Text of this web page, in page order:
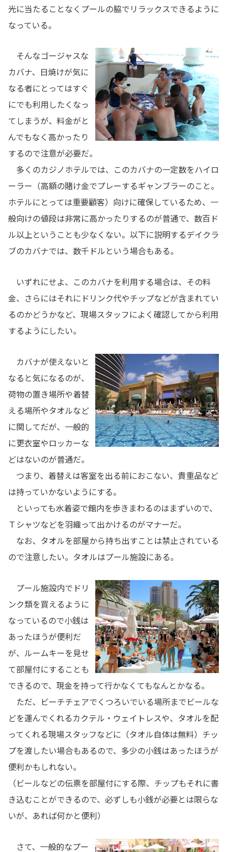
光に当たることなくプールの脇でリラックスできるように
なっている。
そんなゴージャスな
カバナ、日焼けが気に
なる者にとってはすぐ
にでも利用したくなっ
てしまうが、料金がと
んでもなく高かったり
するので注意が必要だ。
多くのカジノホテルでは、このカバナの一定数をハイロ
ーラー（高額の賭け金でプレーするギャンブラーのこと。
ホテルにとっては重要顧客）向けに確保しているため、一
般向けの値段は非常に高かったりするのが普通で、 数百ド
ル以上ということも少なくない。以下に説明するデイクラ
ブのカバナでは、数千ドルという場合もある。
いずれにせよ、このカバナを利用する場合は、その料
金、さらにはそれにドリンク代やチップなどが含まれてい
るのかどうかなど、現場スタッフによく確認してから利用
するようにしたい。
カバナが使えないと
なると気になるのが、
荷物の置き場所や着替
える場所やタオルなど
に関してだが、一般的
に更衣室やロッカーな
どはないのが普通だ。
つまり、着替えは客室を出る前におこない、貴重品など
は持っていかないようにする。
といっても水着姿で館内を歩きまわるのはまずいので、
Ｔシャツなどを羽織って出かけるのがマナーだ。
なお、タオルを部屋から持ち出すことは禁止されている
ので注意したい。タオルはプール施設にある。
プール施設内でドリ
ンク類を買えるように
なっているので小銭は
あったほうが便利だ
が、ルームキーを見せ
て部屋付にすることも
できるので、現金を持って行かなくてもなんとかなる。
ただ、ビーチチェアでくつろいでいる場所までビールな
どを運んでくれるカクテル・ウェイトレスや、タオルを配
ってくれる現場スタッフなどに（タオル自体は無料）チッ
プを渡したい場合もあるので、多少の小銭はあったほうが
便利かもしれない。
（ビールなどの伝票を部屋付にする際、チップもそれに書
き込むことができるので、必ずしも小銭が必要とは限らな
いが、あれば何かと便利）
さて、一般的なプー